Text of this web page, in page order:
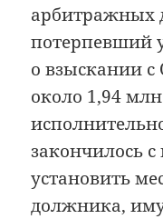
арбитражных
потерпевший
о взыскании
около 1,94
закончилось
установить
должника,